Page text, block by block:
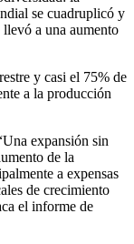
se cuadruplicó y
a una aumento
y casi el 75% de
a la producción
expansión sin
de la
a expensas
de crecimiento
el informe de